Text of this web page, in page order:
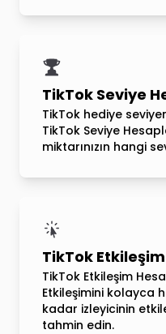
TikTok Seviye
TikTok hediye
TikTok Seviye
miktarınızın hangi
TikTok
TikTok Etkileşim
Etkileşimini kolayca
kadar izleyicinin
tahmin edin.